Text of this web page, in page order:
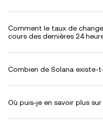
Comment le taux de
cours des dernières 24
Combien de Solana existe-
Où puis-je en savoir plus